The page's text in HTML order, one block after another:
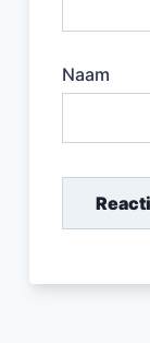
Naam